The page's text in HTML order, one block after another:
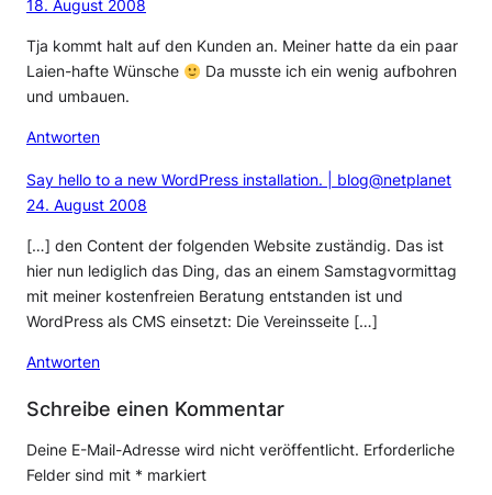
18. August 2008
Tja kommt halt auf den Kunden an. Meiner hatte da ein paar
Laien-hafte Wünsche
Da musste ich ein wenig aufbohren
und umbauen.
Antworten
Say hello to a new WordPress installation. | blog@netplanet
24. August 2008
[…] den Content der folgenden Website zuständig. Das ist
hier nun lediglich das Ding, das an einem Samstagvormittag
mit meiner kostenfreien Beratung entstanden ist und
WordPress als CMS einsetzt: Die Vereinsseite […]
Antworten
Schreibe einen Kommentar
Deine E-Mail-Adresse wird nicht veröffentlicht. Erforderliche
Felder sind mit * markiert